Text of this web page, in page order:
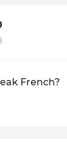
French?